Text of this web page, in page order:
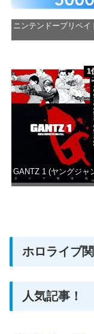
ニンテンドープリペ
1
GANTZ 1 (ヤングジャ
ホロライブ
人気記事！